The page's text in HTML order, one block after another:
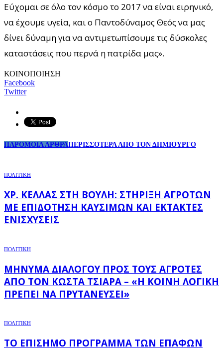
Εύχομαι σε όλο τον κόσμο το 2017 να είναι ειρηνικό,
να έχουμε υγεία, και ο Παντοδύναμος Θεός να μας
δίνει δύναμη για να αντιμετωπίσουμε τις δύσκολες
καταστάσεις που περνά η πατρίδα μας».
ΚΟΙΝΟΠΟΙΗΣΗ
Facebook
Twitter
ΠΑΡΟΜΟΙΑ ΑΡΘΡΑΠΕΡΙΣΣΟΤΕΡΑ ΑΠΟ ΤΟΝ ΔΗΜΙΟΥΡΓΟ
ΠΟΛΙΤΙΚΗ
ΧΡ. ΚΈΛΛΑΣ ΣΤΗ ΒΟΥΛΉ: ΣΤΉΡΙΞΗ ΑΓΡΟΤΏΝ
ΜΕ ΕΠΙΔΌΤΗΣΗ ΚΑΥΣΊΜΩΝ ΚΑΙ ΈΚΤΑΚΤΕΣ
ΕΝΙΣΧΎΣΕΙΣ
ΠΟΛΙΤΙΚΗ
ΜΉΝΥΜΑ ΔΙΑΛΌΓΟΥ ΠΡΟΣ ΤΟΥΣ ΑΓΡΌΤΕΣ
ΑΠΌ ΤΟΝ ΚΏΣΤΑ ΤΣΙΆΡΑ – «Η ΚΟΙΝΉ ΛΟΓΙΚΉ
ΠΡΈΠΕΙ ΝΑ ΠΡΥΤΑΝΕΎΣΕΙ»
ΠΟΛΙΤΙΚΗ
ΤΟ ΕΠΊΣΗΜΟ ΠΡΌΓΡΑΜΜΑ ΤΩΝ ΕΠΑΦΏΝ